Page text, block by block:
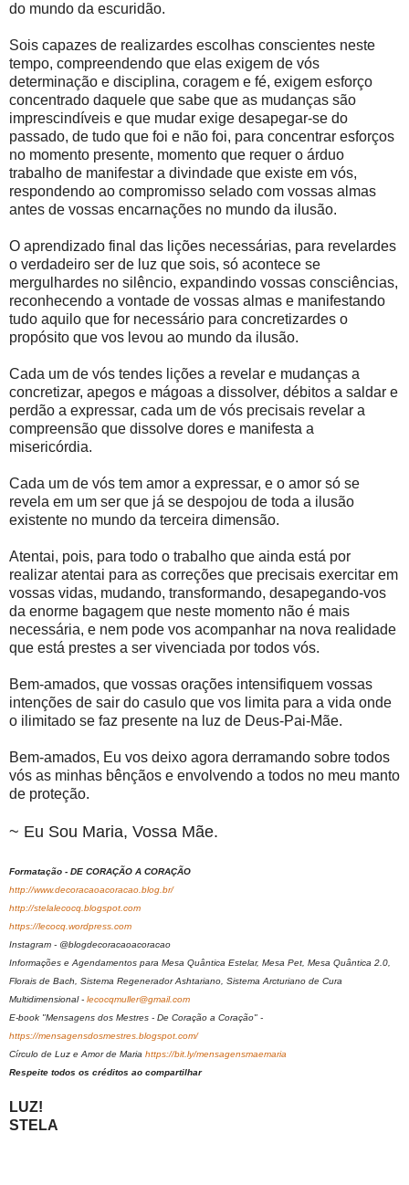
do mundo da escuridão.
Sois capazes de realizardes escolhas conscientes neste
tempo, compreendendo que elas exigem de vós
determinação e disciplina, coragem e fé, exigem esforço
concentrado daquele que sabe que as mudanças são
imprescindíveis e que mudar exige desapegar-se do
passado, de tudo que foi e não foi, para concentrar esforços
no momento presente, momento que requer o árduo
trabalho de manifestar a divindade que existe em vós,
respondendo ao compromisso selado com vossas almas
antes de vossas encarnações no mundo da ilusão.
O aprendizado final das lições necessárias, para revelardes
o verdadeiro ser de luz que sois, só acontece se
mergulhardes no silêncio, expandindo vossas consciências,
reconhecendo a vontade de vossas almas e manifestando
tudo aquilo que for necessário para concretizardes o
propósito que vos levou ao mundo da ilusão.
Cada um de vós tendes lições a revelar e mudanças a
concretizar, apegos e mágoas a dissolver, débitos a saldar e
perdão a expressar, cada um de vós precisais revelar a
compreensão que dissolve dores e manifesta a
misericórdia.
Cada um de vós tem amor a expressar, e o amor só se
revela em um ser que já se despojou de toda a ilusão
existente no mundo da terceira dimensão.
Atentai, pois, para todo o trabalho que ainda está por
realizar atentai para as correções que precisais exercitar em
vossas vidas, mudando, transformando, desapegando-vos
da enorme bagagem que neste momento não é mais
necessária, e nem pode vos acompanhar na nova realidade
que está prestes a ser vivenciada por todos vós.
Bem-amados, que vossas orações intensifiquem vossas
intenções de sair do casulo que vos limita para a vida onde
o ilimitado se faz presente na luz de Deus-Pai-Mãe.
Bem-amados, Eu vos deixo agora derramando sobre todos
vós as minhas bênçãos e envolvendo a todos no meu manto
de proteção.
~ Eu Sou Maria, Vossa Mãe.
Formatação - DE CORAÇÃO A CORAÇÃO
http://www.decoracaoacoracao.blog.br/
http://stelalecocq.blogspot.com
https://lecocq.wordpress.com
Instagram - @blogdecoracaoacoracao
Informações e Agendamentos para Mesa Quântica Estelar, Mesa Pet, Mesa Quântica 2.0,
Florais de Bach, Sistema Regenerador Ashtariano, Sistema Arcturiano de Cura
Multidimensional - lecocqmuller@gmail.com
E-book "Mensagens dos Mestres - De Coração a Coração" -
https://mensagensdosmestres.blogspot.com/
Círculo de Luz e Amor de Maria https://bit.ly/mensagensmaemaria
Respeite todos os créditos ao compartilhar
LUZ!
STELA